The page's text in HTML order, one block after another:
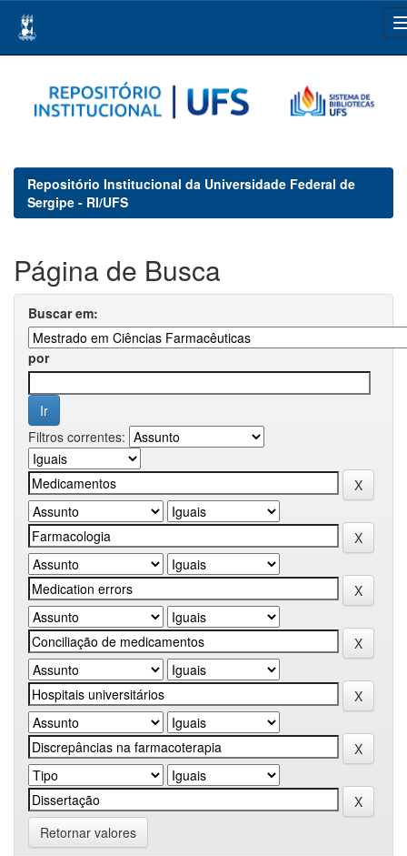
navigation
Repositório Institucional da Universidade Federal de
Sergipe - RI/UFS
Página de Busca
Buscar em:
por
Filtros correntes:
Retornar valores